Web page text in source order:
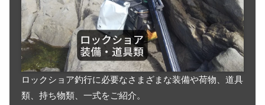
ロックショア釣行に必要なさまざまな装備や荷物、道具
類、持ち物類、一式をご紹介。